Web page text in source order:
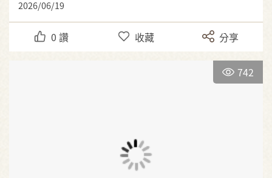
2026/06/19
0 讚 收藏 分享
742